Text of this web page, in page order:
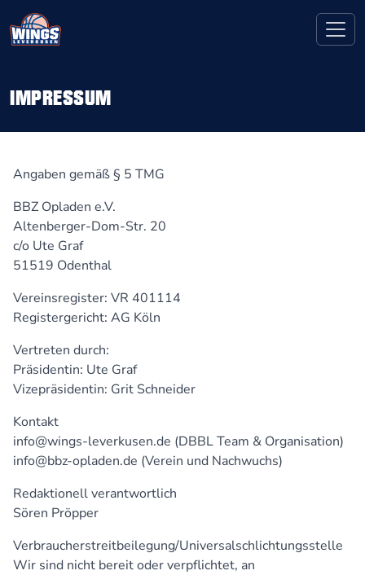
IMPRESSUM
Angaben gemäß § 5 TMG
BBZ Opladen e.V.
Altenberger-Dom-Str. 20
c/o Ute Graf
51519 Odenthal
Vereinsregister: VR 401114
Registergericht: AG Köln
Vertreten durch:
Präsidentin: Ute Graf
Vizepräsidentin: Grit Schneider
Kontakt
info@wings-leverkusen.de (DBBL Team & Organisation)
info@bbz-opladen.de (Verein und Nachwuchs)
Redaktionell verantwortlich
Sören Pröpper
Verbraucherstreitbeilegung/Universalschlichtungsstelle
Wir sind nicht bereit oder verpflichtet, an